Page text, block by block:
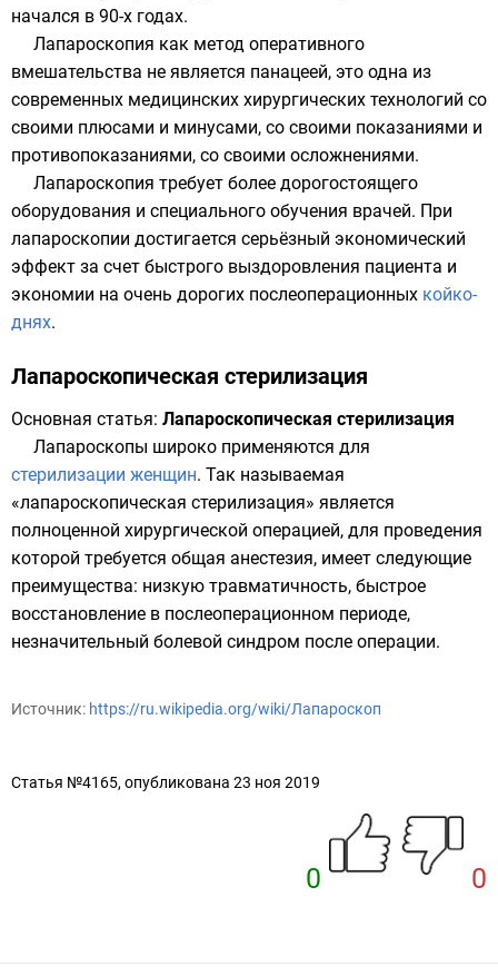
начался в 90-х годах.
Лапароскопия как метод оперативного
вмешательства не является панацеей, это одна из
современных медицинских хирургических технологий со
своими плюсами и минусами, со своими показаниями и
противопоказаниями, со своими осложнениями.
Лапароскопия требует более дорогостоящего
оборудования и специального обучения врачей. При
лапароскопии достигается серьёзный экономический
эффект за счет быстрого выздоровления пациента и
экономии на очень дорогих послеоперационных койко-
днях.
Лапароскопическая стерилизация
Основная статья: Лапароскопическая стерилизация
Лапароскопы широко применяются для
стерилизации женщин. Так называемая
«лапароскопическая стерилизация» является
полноценной хирургической операцией, для проведения
которой требуется общая анестезия, имеет следующие
преимущества: низкую травматичность, быстрое
восстановление в послеоперационном периоде,
незначительный болевой синдром после операции.
Источник: https://ru.wikipedia.org/wiki/Лапароскоп
Статья №4165, опубликована 23 ноя 2019
0 0